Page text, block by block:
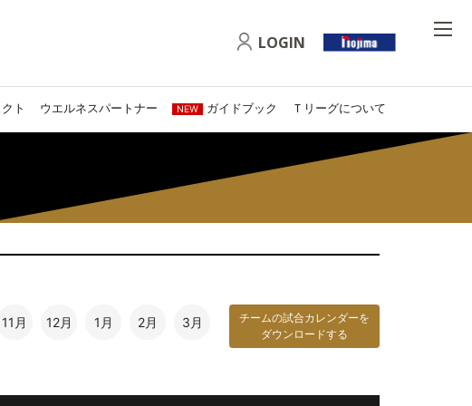
LOGIN
ト ウエルネスパートナー NEW ガイドブック Ｔリーグについて
11月 12月 1月 2月 3月
チームの試合カレンダーを
ダウンロードする